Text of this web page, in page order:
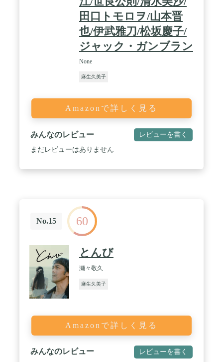
田口トモロヲ/山本晋
也/伊武雅刀/松坂慶子/
ジャック・ガンブラン
None
麻生久美子
Amazonで詳しく見る
みんなのレビュー レビューを書く
まだレビューはありません
No.15 60
とんび
瀬々敬久
麻生久美子
Amazonで詳しく見る
みんなのレビュー レビューを書く